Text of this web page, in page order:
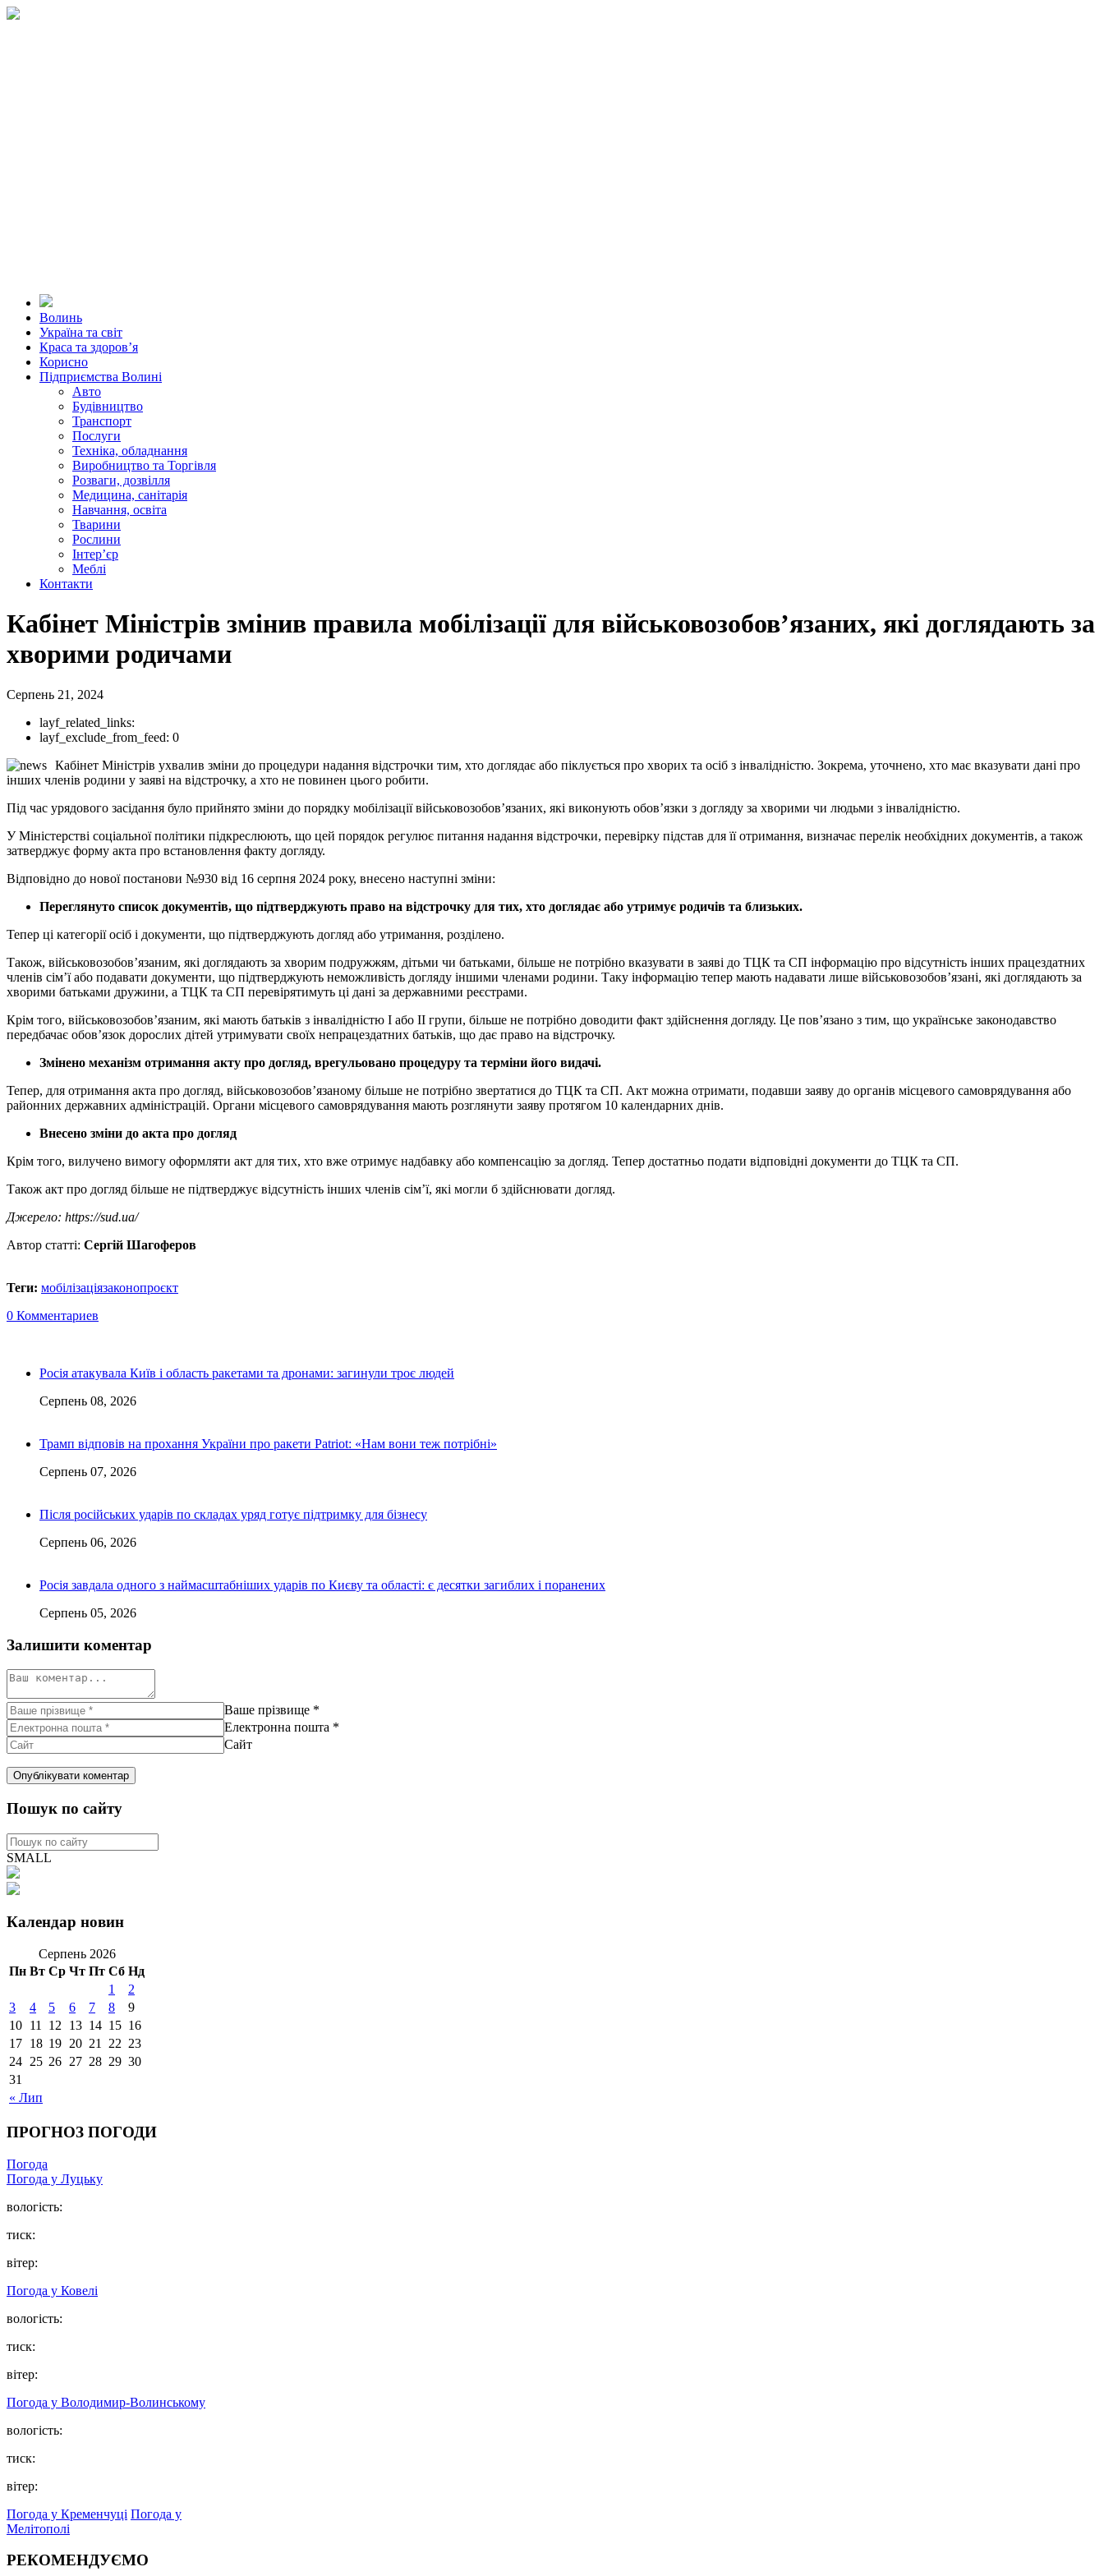
Волинь
Україна та світ
Краса та здоров’я
Корисно
Підприємства Волині
Авто
Будівництво
Транспорт
Послуги
Техніка, обладнання
Виробництво та Торгівля
Розваги, дозвілля
Медицина, санітарія
Навчання, освіта
Тварини
Рослини
Інтер’єр
Меблі
Контакти
Кабінет Міністрів змінив правила мобілізації для військовозобов’язаних, які доглядають за
хворими родичами
Серпень 21, 2024
layf_related_links:
layf_exclude_from_feed: 0
Кабінет Міністрів ухвалив зміни до процедури надання відстрочки тим, хто доглядає або піклується про хворих та осіб з інвалідністю. Зокрема, уточнено, хто має вказувати дані про
інших членів родини у заяві на відстрочку, а хто не повинен цього робити.
Під час урядового засідання було прийнято зміни до порядку мобілізації військовозобов’язаних, які виконують обов’язки з догляду за хворими чи людьми з інвалідністю.
У Міністерстві соціальної політики підкреслюють, що цей порядок регулює питання надання відстрочки, перевірку підстав для її отримання, визначає перелік необхідних документів, а також
затверджує форму акта про встановлення факту догляду.
Відповідно до нової постанови №930 від 16 серпня 2024 року, внесено наступні зміни:
Переглянуто список документів, що підтверджують право на відстрочку для тих, хто доглядає або утримує родичів та близьких.
Тепер ці категорії осіб і документи, що підтверджують догляд або утримання, розділено.
Також, військовозобов’язаним, які доглядають за хворим подружжям, дітьми чи батьками, більше не потрібно вказувати в заяві до ТЦК та СП інформацію про відсутність інших працездатних
членів сім’ї або подавати документи, що підтверджують неможливість догляду іншими членами родини. Таку інформацію тепер мають надавати лише військовозобов’язані, які доглядають за
хворими батьками дружини, а ТЦК та СП перевірятимуть ці дані за державними реєстрами.
Крім того, військовозобов’язаним, які мають батьків з інвалідністю I або II групи, більше не потрібно доводити факт здійснення догляду. Це пов’язано з тим, що українське законодавство
передбачає обов’язок дорослих дітей утримувати своїх непрацездатних батьків, що дає право на відстрочку.
Змінено механізм отримання акту про догляд, врегульовано процедуру та терміни його видачі.
Тепер, для отримання акта про догляд, військовозобов’язаному більше не потрібно звертатися до ТЦК та СП. Акт можна отримати, подавши заяву до органів місцевого самоврядування або
районних державних адміністрацій. Органи місцевого самоврядування мають розглянути заяву протягом 10 календарних днів.
Внесено зміни до акта про догляд
Крім того, вилучено вимогу оформляти акт для тих, хто вже отримує надбавку або компенсацію за догляд. Тепер достатньо подати відповідні документи до ТЦК та СП.
Також акт про догляд більше не підтверджує відсутність інших членів сім’ї, які могли б здійснювати догляд.
Джерело: https://sud.ua/
Автор статті: Сергій Шагоферов
Теги: мобілізаціязаконопроєкт
0 Комментариев
Росія атакувала Київ і область ракетами та дронами: загинули троє людей
Серпень 08, 2026
Трамп відповів на прохання України про ракети Patriot: «Нам вони теж потрібні»
Серпень 07, 2026
Після російських ударів по складах уряд готує підтримку для бізнесу
Серпень 06, 2026
Росія завдала одного з наймасштабніших ударів по Києву та області: є десятки загиблих і поранених
Серпень 05, 2026
Залишити коментар
Ваше прізвище *
Електронна пошта *
Сайт
Пошук по сайту
SMALL
Календар новин
Серпень 2026
Пн Вт Ср Чт Пт Сб Нд
« Лип
1
2
3
4 5 6 7 8
9
10 11 12 13 14 15 16
17 18 19 20 21 22 23
24 25 26 27 28 29 30
31
ПРОГНОЗ ПОГОДИ
Погода
Погода у Луцьку
вологість:
тиск:
вітер:
Погода у Ковелі
вологість:
тиск:
вітер:
Погода у Володимир-Волинському
вологість:
тиск:
вітер:
Погода у Кременчуці Погода у
Мелітополі
РЕКОМЕНДУЄМО